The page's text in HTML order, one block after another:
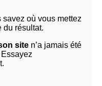
savez où vous mettez
du résultat.
site n’a jamais été